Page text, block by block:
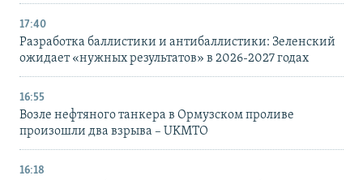
17:40
Разработка баллистики и антибаллистики: Зеленский
ожидает «нужных результатов» в 2026-2027 годах
16:55
Возле нефтяного танкера в Ормузском проливе
произошли два взрыва – UKMTO
16:18